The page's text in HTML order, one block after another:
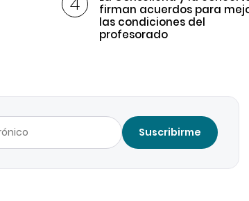
firman acuerdos para
las condiciones del
profesorado
Suscribirme